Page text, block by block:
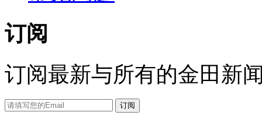
订阅
订阅最新与所有的金田新